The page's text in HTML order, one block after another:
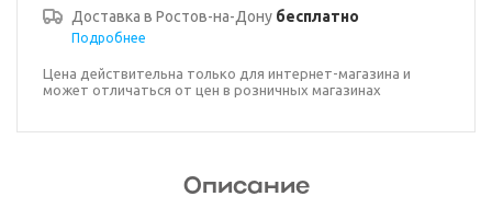
Доставка в Ростов-на-Дону бесплатно
Подробнее
Цена действительна только для интернет-магазина и
может отличаться от цен в розничных магазинах
Описание